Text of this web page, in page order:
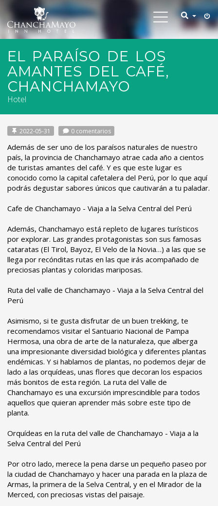
Toggle
navigation
EL PARAÍSO DE LOS
AMANTES DEL CAFÉ,
CHANCHAMAYO
Hotel
2022-05-31 0 comentarios
Además de ser uno de los paraísos naturales de nuestro
país, la provincia de Chanchamayo atrae cada año a cientos
de turistas amantes del café. Y es que este lugar es
conocido como la capital cafetalera del Perú, por lo que aquí
podrás degustar sabores únicos que cautivarán a tu paladar.
Cafe de Chanchamayo - Viaja a la Selva Central del Perú
Además, Chanchamayo está repleto de lugares turísticos
por explorar. Las grandes protagonistas son sus famosas
cataratas (El Tirol, Bayoz, El Velo de la Novia…) a las que se
llega por recónditas rutas en las que irás acompañado de
preciosas plantas y coloridas mariposas.
Ruta del valle de Chanchamayo - Viaja a la Selva Central del
Perú
Asimismo, si te gusta disfrutar de un buen trekking, te
recomendamos visitar el Santuario Nacional de Pampa
Hermosa, una obra de arte de la naturaleza, que alberga
una impresionante diversidad biológica y diferentes plantas
endémicas. Y si hablamos de plantas, no podemos dejar de
lado a las orquídeas, unas flores que decoran los espacios
más bonitos de esta región. La ruta del Valle de
Chanchamayo es una excursión imprescindible para todos
aquellos que quieran aprender más sobre este tipo de
planta.
Orquídeas en la ruta del valle de Chanchamayo - Viaja a la
Selva Central del Perú
Por otro lado, merece la pena darse un pequeño paseo por
la ciudad de Chanchamayo y hacer una parada en la plaza de
Armas, la primera de la Selva Central, y en el Mirador de la
Merced, con preciosas vistas del paisaje.